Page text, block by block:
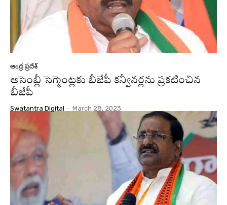
ఆంధ్ర ప్రదేశ్
అసెంబ్లీ సెగ్మెంట్లకు బీజేపీ కన్వీనర్లను ప్రకటించిన
బీజేపీ
Swatantra Digital - March 28, 2023